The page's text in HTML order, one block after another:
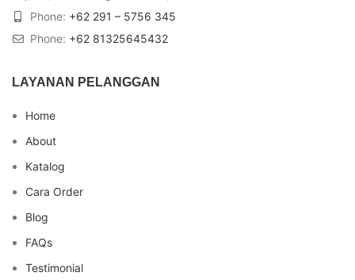
Phone: +62 291 – 5756 345
Phone: +62 81325645432
LAYANAN PELANGGAN
Home
About
Katalog
Cara Order
Blog
FAQs
Testimonial